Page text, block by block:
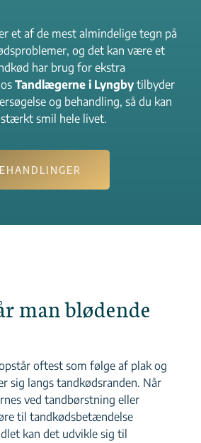
et af de mest almindelige tegn på
og det kan være et
har brug for ekstra
Tandlægerne i Lyngbytilbyder
og behandling, så du kan
smil hele livet.
man blødende
oftest som følge af plak og
sig langs tandkødsranden. Når
ved tandbørstning eller
til tandkødsbetændelse
kan det udvikle sig til